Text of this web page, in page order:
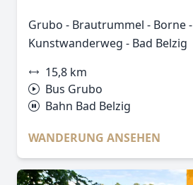
Grubo - Brautrummel - Borne -
Kunstwanderweg - Bad Belzig
15,8 km
Bus Grubo
Bahn Bad Belzig
WANDERUNG ANSEHEN